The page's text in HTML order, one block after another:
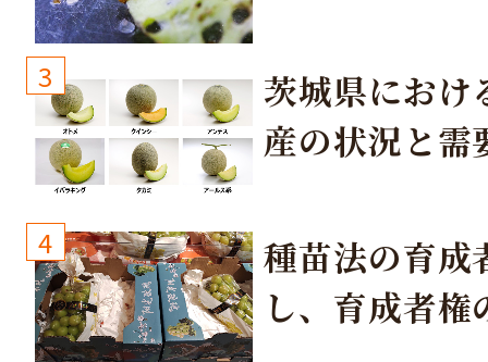
3
茨城県におけ
産の状況と需
4
種苗法の育成
し、育成者権